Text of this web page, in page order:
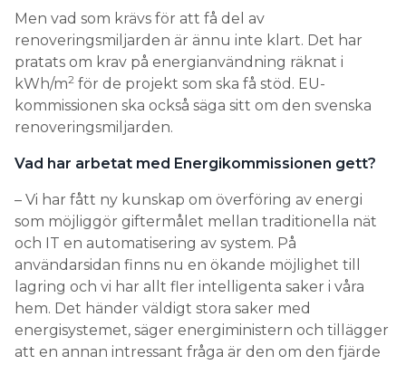
Men vad som krävs för att få del av
renoveringsmiljarden är ännu inte klart. Det har
pratats om krav på energianvändning räknat i
kWh/m2 för de projekt som ska få stöd. EU-
kommissionen ska också säga sitt om den svenska
renoveringsmiljarden.
Vad har arbetat med Energikommissionen gett?
– Vi har fått ny kunskap om överföring av energi
som möjliggör giftermålet mellan traditionella nät
och IT en automatisering av system. På
användarsidan finns nu en ökande möjlighet till
lagring och vi har allt fler intelligenta saker i våra
hem. Det händer väldigt stora saker med
energisystemet, säger energiministern och tillägger
att en annan intressant fråga är den om den fjärde